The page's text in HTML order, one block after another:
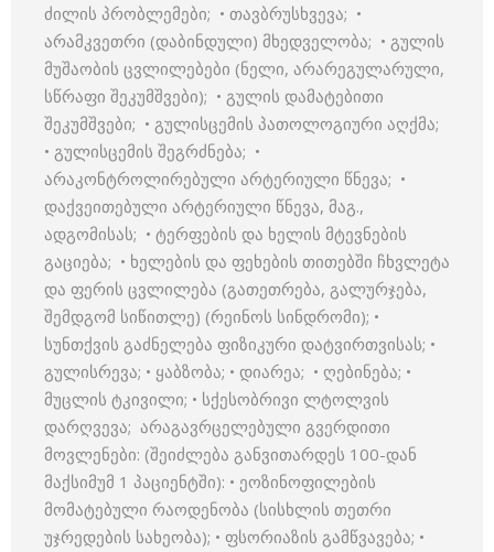
ძილის პრობლემები; • თავბრუსხვევა; •
არამკვეთრი (დაბინდული) მხედველობა; • გულის
მუშაობის ცვლილებები (ნელი, არარეგულარული,
სწრაფი შეკუმშვები); • გულის დამატებითი
შეკუმშვები; • გულისცემის პათოლოგიური აღქმა;
• გულისცემის შეგრძნება; •
არაკონტროლირებული არტერიული წნევა; •
დაქვეითებული არტერიული წნევა, მაგ.,
ადგომისას; • ტერფების და ხელის მტევნების
გაციება; • ხელების და ფეხების თითებში ჩხვლეტა
და ფერის ცვლილება (გათეთრება, გალურჯება,
შემდგომ სიწითლე) (რეინოს სინდრომი); •
სუნთქვის გაძნელება ფიზიკური დატვირთვისას; •
გულისრევა; • ყაბზობა; • დიარეა; • ღებინება; •
მუცლის ტკივილი; • სქესობრივი ლტოლვის
დარღვევა; არაგავრცელებული გვერდითი
მოვლენები: (შეიძლება განვითარდეს 100-დან
მაქსიმუმ 1 პაციენტში): • ეოზინოფილების
მომატებული რაოდენობა (სისხლის თეთრი
უჯრედების სახეობა); • ფსორიაზის გამწვავება; •